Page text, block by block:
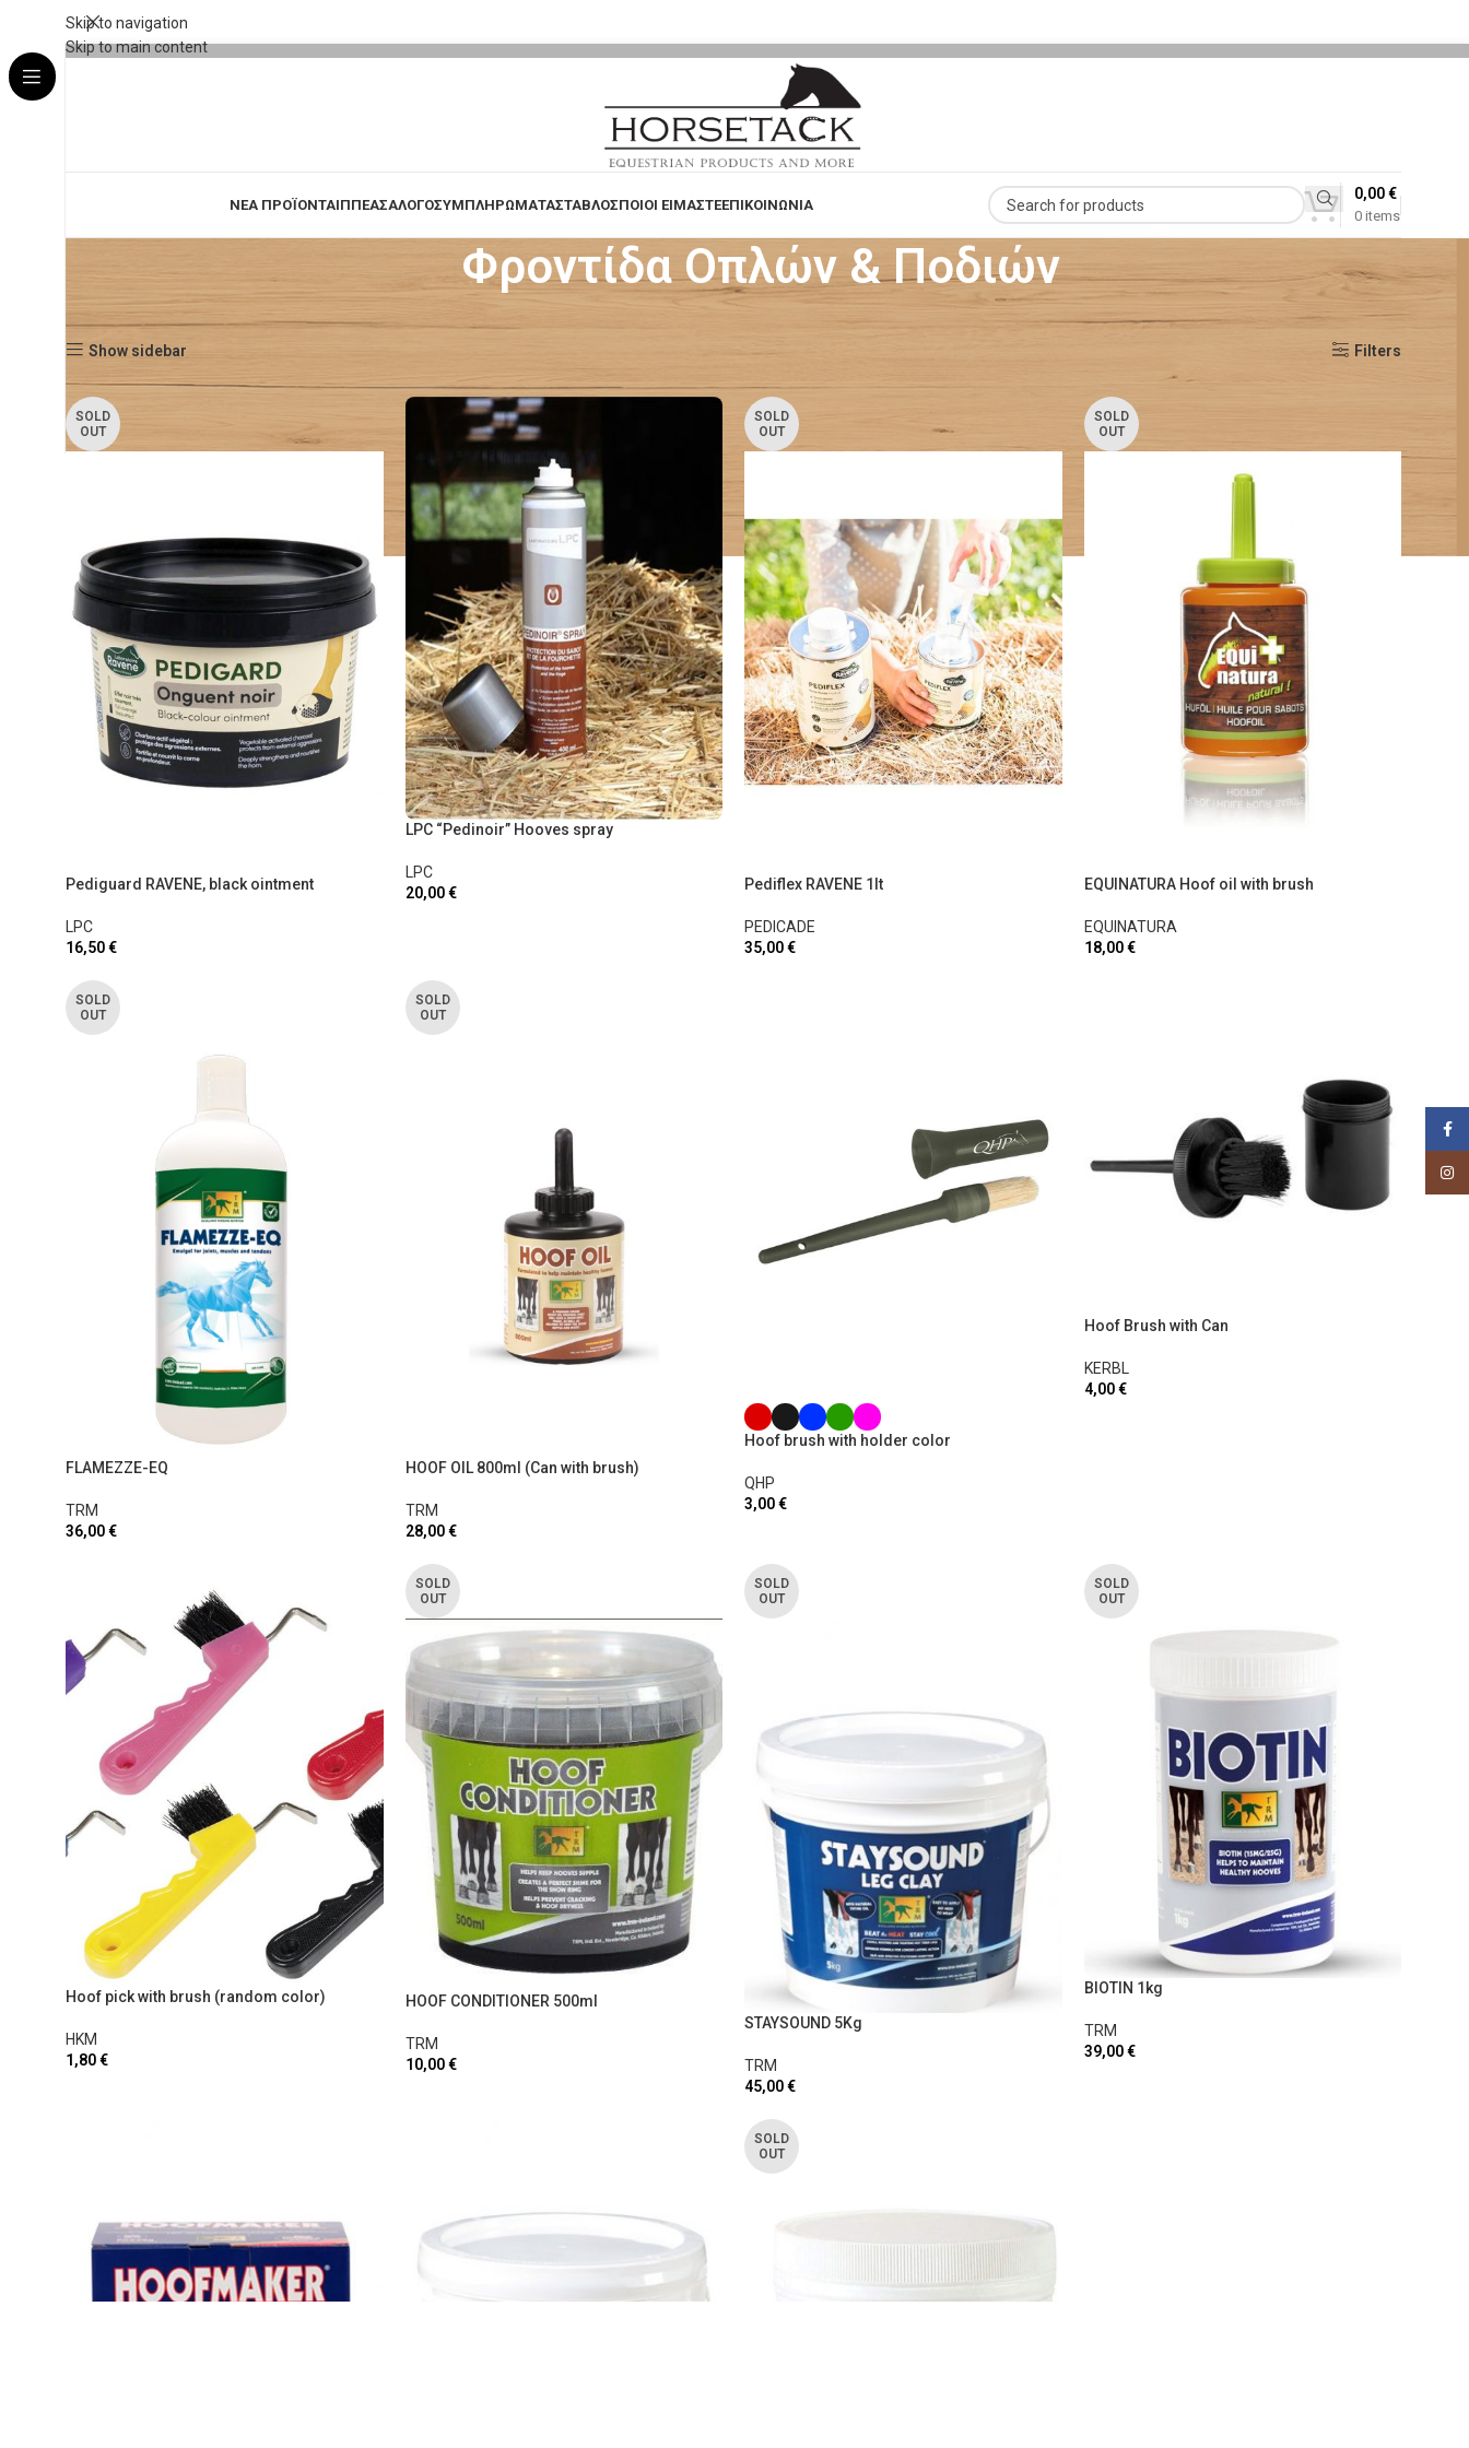
Skip to navigation
Skip to main content
ΝΕΑ ΠΡΟΪΟΝΤΑΙΠΠΕΑΣΑΛΟΓΟΣΥΜΠΛΗΡΩΜΑΤΑΣΤΑΒΛΟΣΠΟΙΟΙ ΕΙΜΑΣΤΕΕΠΙΚΟΙΝΩΝΙΑ
0 items
0,00€
Φροντίδα Οπλών & Ποδιών
Αρχική σελίδα Προϊόντα Συμπληρώματα Βλέπετε 13–15 από 15 αποτελέσματα
Show sidebar Filters
SOLD
OUT
Pediguard RAVENE, black ointment
LPC
16,50€
LPC “Pedinoir” Hooves spray
LPC
20,00€
SOLD
OUT
Pediflex RAVENE 1lt
PEDICADE
35,00€
SOLD
OUT
EQUINATURA Hoof oil with brush
EQUINATURA
18,00€
SOLD
OUT
FLAMEZZE-EQ
TRM
36,00€
SOLD
OUT
HOOF OIL 800ml (Can with brush)
TRM
28,00€
Hoof brush with holder color
QHP
3,00€
Hoof Brush with Can
KERBL
4,00€
Hoof pick with brush (random color)
HKM
1,80€
SOLD
OUT
HOOF CONDITIONER 500ml
TRM
10,00€
SOLD
OUT
STAYSOUND 5Kg
TRM
45,00€
SOLD
OUT
BIOTIN 1kg
TRM
39,00€
SOLD
OUT